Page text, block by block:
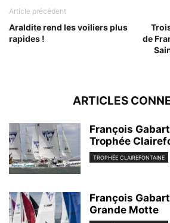
Article précédent
Araldite rend les voiliers plus
rapides !
de
ARTICLES
François
Trophée
TROPHÉE CLAIREFONTAINE
François
Grande Motte